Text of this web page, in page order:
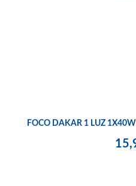
FOCO DAKAR 1 LUZ